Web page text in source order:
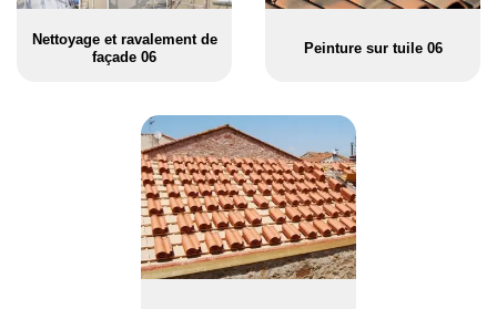
Nettoyage et ravalement de
façade 06
Peinture sur tuile 06